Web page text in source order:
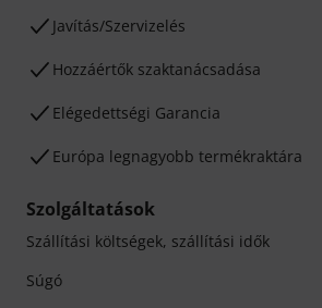
Javítás/Szervizelés
Hozzáértők szaktanácsadása
Elégedettségi Garancia
Európa legnagyobb termékraktára
Szolgáltatások
Szállítási költségek, szállítási idők
Súgó